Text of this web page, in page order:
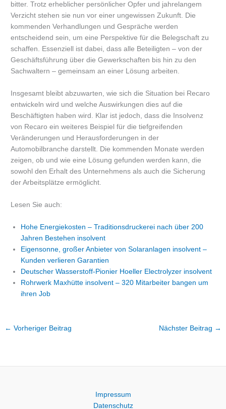
bitter. Trotz erheblicher persönlicher Opfer und jahrelangem
Verzicht stehen sie nun vor einer ungewissen Zukunft. Die
kommenden Verhandlungen und Gespräche werden
entscheidend sein, um eine Perspektive für die Belegschaft zu
schaffen. Essenziell ist dabei, dass alle Beteiligten – von der
Geschäftsführung über die Gewerkschaften bis hin zu den
Sachwaltern – gemeinsam an einer Lösung arbeiten.
Insgesamt bleibt abzuwarten, wie sich die Situation bei Recaro
entwickeln wird und welche Auswirkungen dies auf die
Beschäftigten haben wird. Klar ist jedoch, dass die Insolvenz
von Recaro ein weiteres Beispiel für die tiefgreifenden
Veränderungen und Herausforderungen in der
Automobilbranche darstellt. Die kommenden Monate werden
zeigen, ob und wie eine Lösung gefunden werden kann, die
sowohl den Erhalt des Unternehmens als auch die Sicherung
der Arbeitsplätze ermöglicht.
Lesen Sie auch:
Hohe Energiekosten – Traditionsdruckerei nach über 200
Jahren Bestehen insolvent
Eigensonne, großer Anbieter von Solaranlagen insolvent –
Kunden verlieren Garantien
Deutscher Wasserstoff-Pionier Hoeller Electrolyzer insolvent
Rohrwerk Maxhütte insolvent – 320 Mitarbeiter bangen um
ihren Job
← Vorheriger Beitrag Nächster Beitrag →
Impressum
Datenschutz